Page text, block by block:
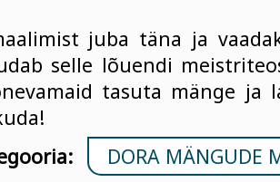
juba täna ja
selle lõuendi
tasuta mänge ja
DORA MÄNGUDE